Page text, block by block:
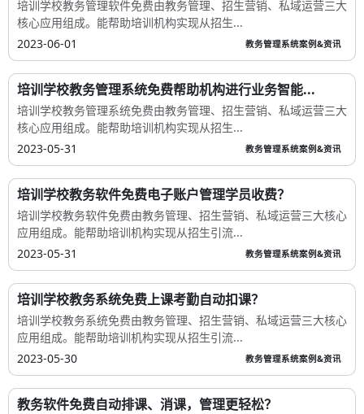
培训学校教务管理软件免费由教务管理、招生营销、私域运营三大
核心应用组成。能帮助培训机构实现从招生...
2023-06-01
教务管理系统案例&资讯
培训学校教务管理系统免费帮助机构进行业务智能...
培训学校教务管理系统免费由教务管理、招生营销、私域运营三大
核心应用组成。能帮助培训机构实现从招生...
2023-05-31
教务管理系统案例&资讯
培训学校教务软件免费电子账户管理学员收费？
培训学校教务软件免费由教务管理、招生营销、私域运营三大核心
应用组成。能帮助培训机构实现从招生引流...
2023-05-31
教务管理系统案例&资讯
培训学校教务系统免费上课考勤自动扣课？
培训学校教务系统免费由教务管理、招生营销、私域运营三大核心
应用组成。能帮助培训机构实现从招生引流...
2023-05-30
教务管理系统案例&资讯
教务软件免费自动排课、消课，管理更轻松？